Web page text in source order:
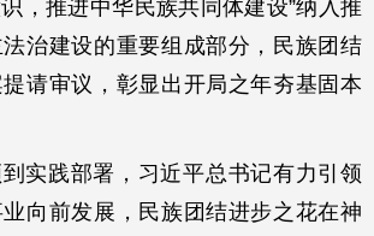
，推进中华民族共同体建设”纳入推
治建设的重要组成部分，民族团结
请审议，彰显出开局之年夯基固本
实践部署，习近平总书记有力引领
向前发展，民族团结进步之花在神